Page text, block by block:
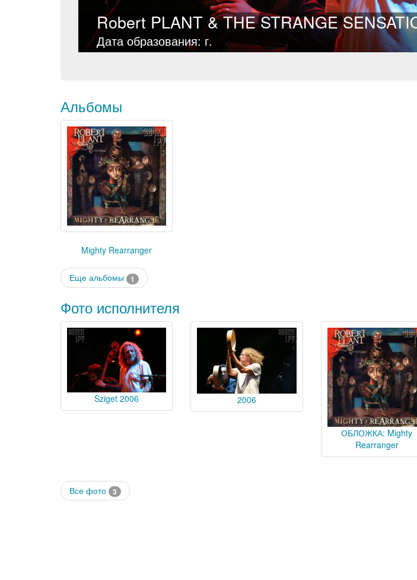
Robert PLANT & THE STRANGE
Дата образования: г.
Альбомы
Mighty Rearranger
Еще альбомы 1
Фото исполнителя
Sziget 2006 2006
ОБЛОЖКА: Mighty
Rearranger
Все фото 3